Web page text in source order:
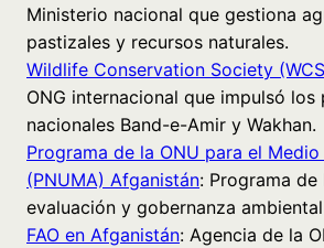
Ministerio nacional que gestiona
pastizales y recursos naturales.
Wildlife Conservation Society
ONG internacional que impulsó los
nacionales Band-e-Amir y Wakhan.
Programa de la ONU para el
(PNUMA) Afganistán: Programa de
evaluación y gobernanza
FAO en Afganistán: Agencia de la